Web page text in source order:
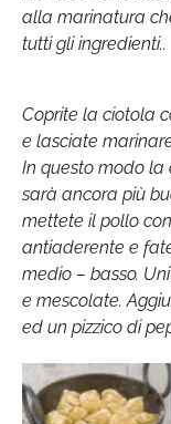
alla marinatura
tutti gli ingredienti..
Coprite la ciotola
e lasciate
In questo modo la
sarà ancora più
mettete il pollo
antiaderente e
medio – basso.
e mescolate.
ed un pizzico di